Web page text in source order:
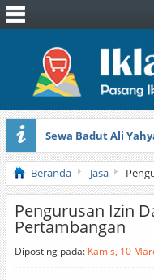
Sewa Badut Ali
Honda Brio 1.3 E AT
Beranda Jasa
Pengurusan Izin
Pertambangan
Diposting pada: Kamis, 10